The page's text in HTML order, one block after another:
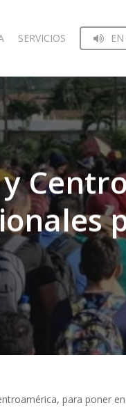
SERVICIOS
para poner